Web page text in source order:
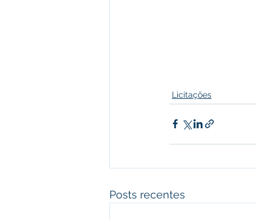
Licitações
Posts recentes